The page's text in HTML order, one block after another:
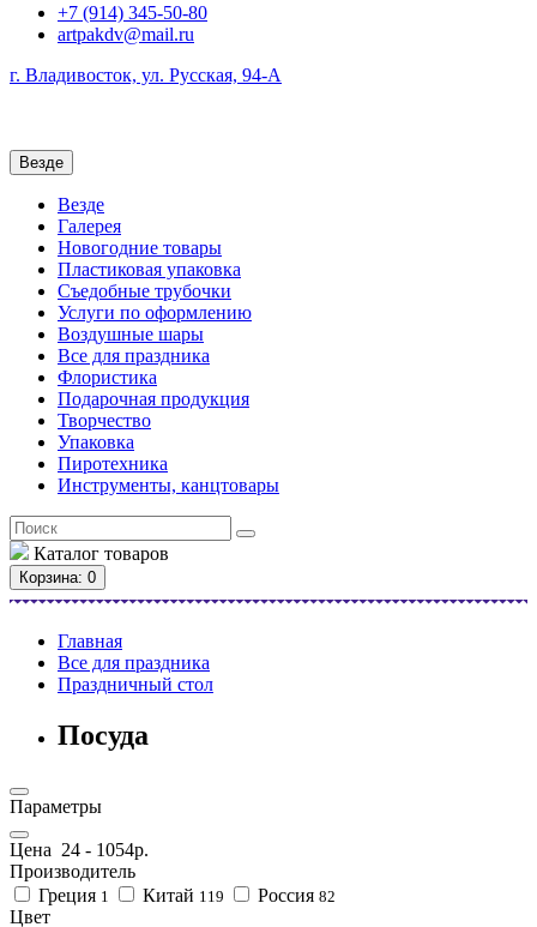
+7 (914) 345-50-80
artpakdv@mail.ru
г. Владивосток, ул. Русская, 94-А
Везде
Везде
Галерея
Новогодние товары
Пластиковая упаковка
Съедобные трубочки
Услуги по оформлению
Воздушные шары
Все для праздника
Флористика
Подарочная продукция
Творчество
Упаковка
Пиротехника
Инструменты, канцтовары
Каталог товаров
Корзина: 0
Главная
Все для праздника
Праздничный стол
Посуда
Параметры
Цена 24 - 1054р.
Производитель
Греция 1 Китай 119 Россия 82
Цвет